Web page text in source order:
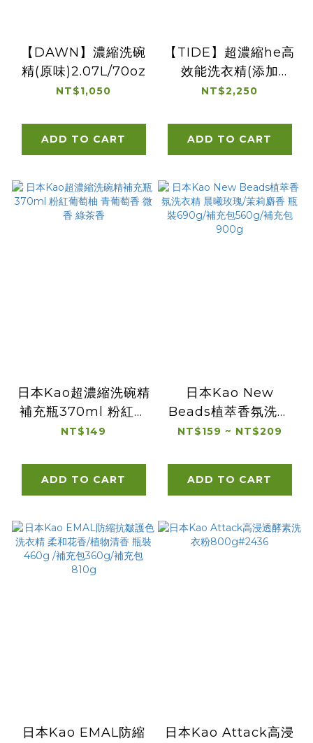
【DAWN】濃縮洗碗
精(原味)2.07L/70oz
NT$1,050
ADD TO CART
【TIDE】超濃縮he高
效能洗衣精(添加
Downy柔軟
NT$2,250
ADD TO CART
日本Kao超濃縮洗碗精
補充瓶370ml 粉紅葡
萄柚 青葡萄香 微香 綠
NT$149
ADD TO CART
日本Kao New
Beads植萃香氛洗衣
精 晨曦玫瑰/茉莉麝香
560g/補充包900g
NT$159 ~ NT$209
ADD TO CART
日本Kao EMAL防縮
日本Kao Attack高浸